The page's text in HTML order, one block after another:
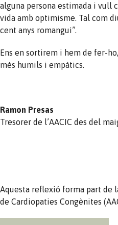
alguna persona estimada i vull
vida amb optimisme. Tal com
cent anys romangui”.
Ens en sortirem i hem de fer-
més humils i empàtics.
Ramon Presas
Tresorer de l’AACIC des del
Aquesta reflexió forma part de
de Cardiopaties Congènites